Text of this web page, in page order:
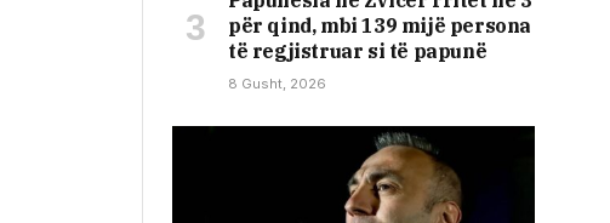
për qind, mbi 139 mijë persona
të regjistruar si të papunë
8 Gusht, 2026